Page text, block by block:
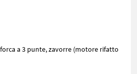
a 3 punte, zavorre (motore rifatto